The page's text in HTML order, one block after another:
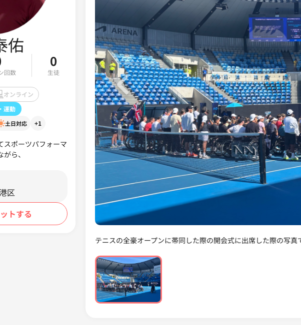
佑
回数
0
生徒
オンライン
運動
土日対応 +1
スポーツパフォーマ
ら、
区
トする
Previous
テニスの全豪オープンに帯同した際の開会式に出席した際の写真